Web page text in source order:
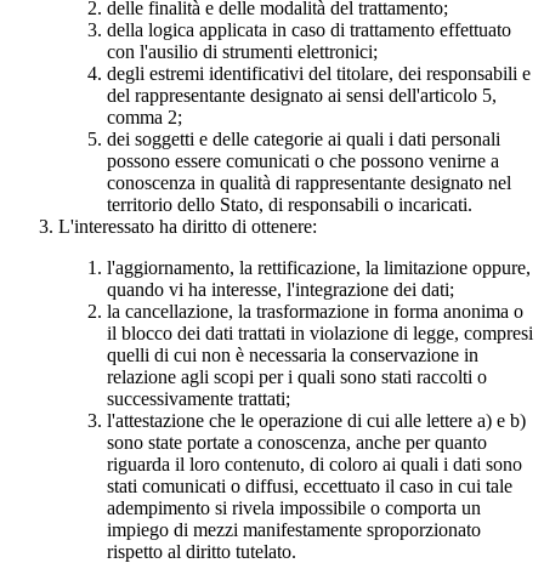
delle finalità e delle modalità del trattamento;
della logica applicata in caso di trattamento effettuato
con l'ausilio di strumenti elettronici;
degli estremi identificativi del titolare, dei responsabili e
del rappresentante designato ai sensi dell'articolo 5,
comma 2;
dei soggetti e delle categorie ai quali i dati personali
possono essere comunicati o che possono venirne a
conoscenza in qualità di rappresentante designato nel
territorio dello Stato, di responsabili o incaricati.
L'interessato ha diritto di ottenere:
l'aggiornamento, la rettificazione, la limitazione oppure,
quando vi ha interesse, l'integrazione dei dati;
la cancellazione, la trasformazione in forma anonima o
il blocco dei dati trattati in violazione di legge, compresi
quelli di cui non è necessaria la conservazione in
relazione agli scopi per i quali sono stati raccolti o
successivamente trattati;
l'attestazione che le operazione di cui alle lettere a) e b)
sono state portate a conoscenza, anche per quanto
riguarda il loro contenuto, di coloro ai quali i dati sono
stati comunicati o diffusi, eccettuato il caso in cui tale
adempimento si rivela impossibile o comporta un
impiego di mezzi manifestamente sproporzionato
rispetto al diritto tutelato.